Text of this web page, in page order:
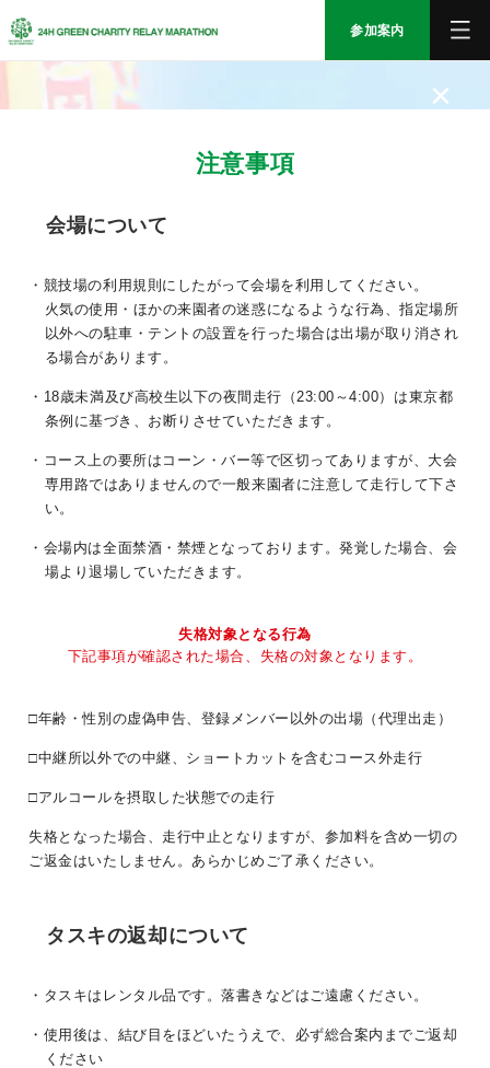
参加案内
×
エントリー
参加案内
大会情報
ボランティア
サポート
注意事項
会場について
・競技場の利用規則にしたがって会場を利用してください。
火気の使用・ほかの来園者の迷惑になるような行為、指定場所
以外への駐車・テントの設置を行った場合は出場が取り消され
る場合があります。
・18歳未満及び高校生以下の夜間走行（23:00～4:00）は東京都
条例に基づき、お断りさせていただきます。
・コース上の要所はコーン・バー等で区切ってありますが、大会
専用路ではありませんので一般来園者に注意して走行して下さ
い。
・会場内は全面禁酒・禁煙となっております。発覚した場合、会
場より退場していただきます。
失格対象となる行為
下記事項が確認された場合、失格の対象となります。
□年齢・性別の虚偽申告、登録メンバー以外の出場（代理出走）
□中継所以外での中継、ショートカットを含むコース外走行
□アルコールを摂取した状態での走行
失格となった場合、走行中止となりますが、参加料を含め一切の
ご返金はいたしません。あらかじめご了承ください。
タスキの返却について
・タスキはレンタル品です。落書きなどはご遠慮ください。
・使用後は、結び目をほどいたうえで、必ず総合案内までご返却
ください